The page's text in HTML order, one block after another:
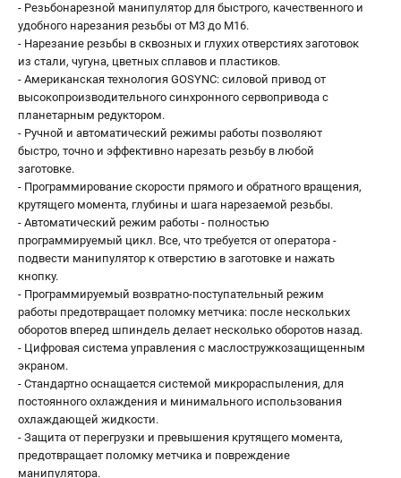
- Резьбонарезной манипулятор для быстрого, качественного и
удобного нарезания резьбы от М3 до М16.
- Нарезание резьбы в сквозных и глухих отверстиях заготовок
из стали, чугуна, цветных сплавов и пластиков.
- Американская технология GOSYNC: силовой привод от
высокопроизводительного синхронного сервопривода с
планетарным редуктором.
- Ручной и автоматический режимы работы позволяют
быстро, точно и эффективно нарезать резьбу в любой
заготовке.
- Программирование скорости прямого и обратного вращения,
крутящего момента, глубины и шага нарезаемой резьбы.
- Автоматический режим работы - полностью
программируемый цикл. Все, что требуется от оператора -
подвести манипулятор к отверстию в заготовке и нажать
кнопку.
- Программируемый возвратно-поступательный режим
работы предотвращает поломку метчика: после нескольких
оборотов вперед шпиндель делает несколько оборотов назад.
- Цифровая система управления с маслостружкозащищенным
экраном.
- Стандартно оснащается системой микрораспыления, для
постоянного охлаждения и минимального использования
охлаждающей жидкости.
- Защита от перегрузки и превышения крутящего момента,
предотвращает поломку метчика и повреждение
манипулятора.